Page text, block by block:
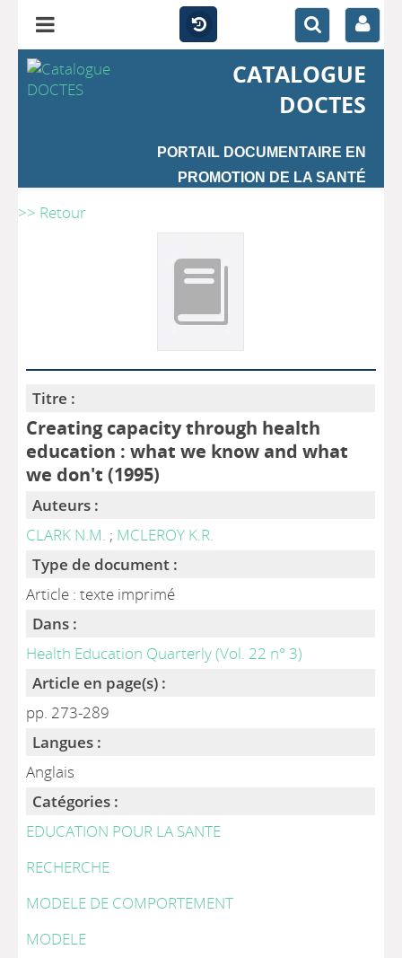
CATALOGUE
DOCTES
PORTAIL DOCUMENTAIRE EN
PROMOTION DE LA SANTÉ
>> Retour
Titre :
Creating capacity through health
education : what we know and what
we don't (1995)
Auteurs :
CLARK N.M. ; MCLEROY K.R.
Type de document :
Article : texte imprimé
Dans :
Health Education Quarterly (Vol. 22 n° 3)
Article en page(s) :
pp. 273-289
Langues :
Anglais
Catégories :
EDUCATION POUR LA SANTE
RECHERCHE
MODELE DE COMPORTEMENT
MODELE